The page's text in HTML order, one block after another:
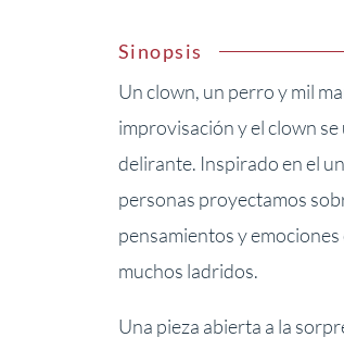
Sinopsis
Un clown, un perro y mil
improvisación y el clown
delirante. Inspirado en el
personas proyectamos
pensamientos y
muchos ladridos.
Una pieza abierta a la